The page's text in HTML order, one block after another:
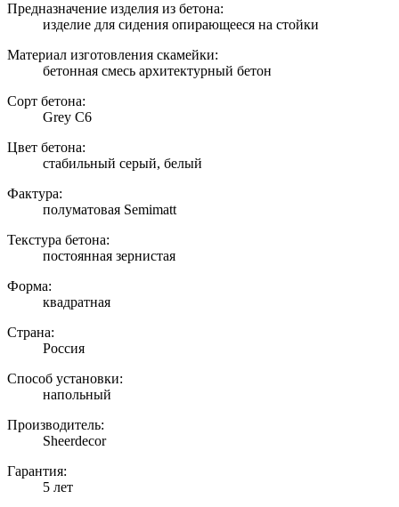
Предназначение изделия из бетона:
изделие для сидения опирающееся на стойки
Материал изготовления скамейки:
бетонная смесь архитектурный бетон
Сорт бетона:
Grey C6
Цвет бетона:
стабильный серый, белый
Фактура:
полуматовая Semimatt
Текстура бетона:
постоянная зернистая
Форма:
квадратная
Страна:
Россия
Способ установки:
напольный
Производитель:
Sheerdecor
Гарантия:
5 лет